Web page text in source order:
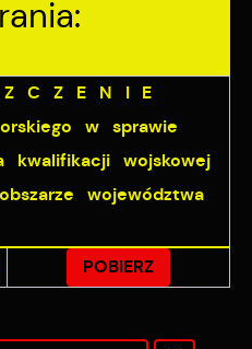
C Z E N I E
w sprawie
kwalifikacji wojskowej
województwa
POBIERZ